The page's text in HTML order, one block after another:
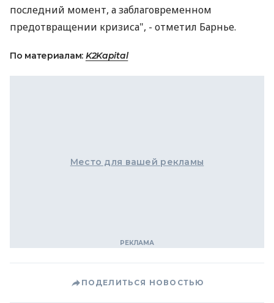
последний момент, а заблаговременном
предотвращении кризиса", - отметил Барнье.
По материалам: K2Kapital
Место для вашей рекламы
ПОДЕЛИТЬСЯ НОВОСТЬЮ